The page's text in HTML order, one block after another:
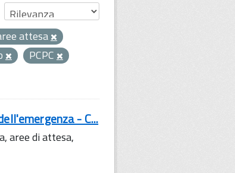
attesa
PCPC
- C...
aree di attesa,